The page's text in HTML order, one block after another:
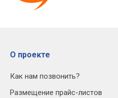
О проекте
Как нам позвонить?
Размещение прайс-листов